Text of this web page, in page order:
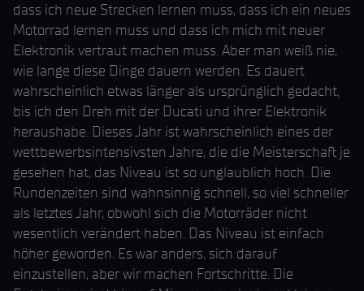
dass ich neue Strecken lernen muss, dass ich ein neues
Motorrad lernen muss und dass ich mich mit neuer
Elektronik vertraut machen muss. Aber man weiß nie,
wie lange diese Dinge dauern werden. Es dauert
wahrscheinlich etwas länger als ursprünglich gedacht,
bis ich den Dreh mit der Ducati und ihrer Elektronik
heraushabe. Dieses Jahr ist wahrscheinlich eines der
wettbewerbsintensivsten Jahre, die die Meisterschaft je
gesehen hat, das Niveau ist so unglaublich hoch. Die
Rundenzeiten sind wahnsinnig schnell, so viel schneller
als letztes Jahr, obwohl sich die Motorräder nicht
wesentlich verändert haben. Das Niveau ist einfach
höher geworden. Es war anders, sich darauf
einzustellen, aber wir machen Fortschritte. Die